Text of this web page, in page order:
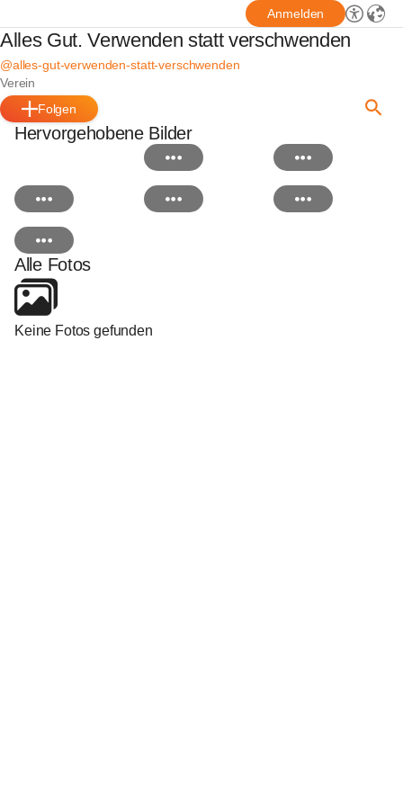
Anmelden
Alles Gut. Verwenden statt verschwenden
@alles-gut-verwenden-statt-verschwenden
Verein
Folgen
Hervorgehobene Bilder
Alle Fotos
Keine Fotos gefunden